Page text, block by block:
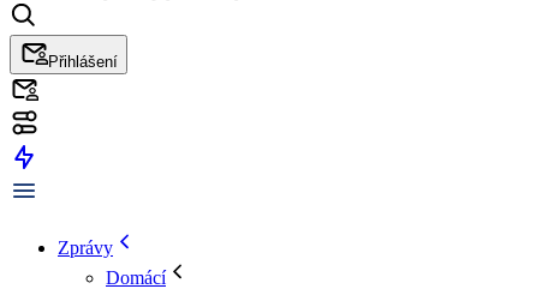
Přihlášení
Zprávy
Domácí